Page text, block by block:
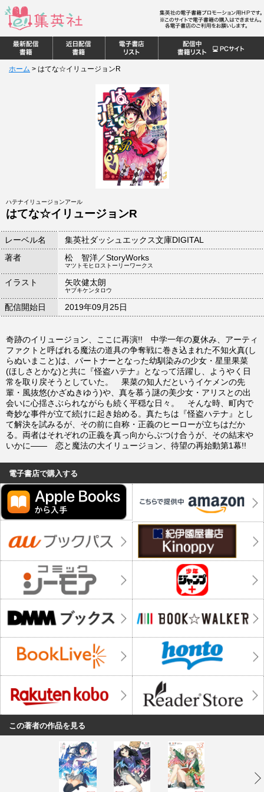
ホーム > はてな☆イリュージョンR
ハテナイリュージョンアール
はてな☆イリュージョンR
レーベル名
集英社ダッシュエックス文庫DIGITAL
著者
松 智洋／StoryWorks
マツトモヒロストーリーワークス
イラスト 矢吹健太朗
ヤブキケンタロウ
配信開始日 2019年09月25日
奇跡のイリュージョン、ここに再演!! 中学一年の夏休み、アーティ
ファクトと呼ばれる魔法の道具の争奪戦に巻き込まれた不知火真(し
らぬいまこと)は、パートナーとなった幼馴染みの少女・星里果菜
(ほしさとかな)と共に『怪盗ハテナ』となって活躍し、ようやく日
常を取り戻そうとしていた。 果菜の知人だというイケメンの先
輩・風抜悠(かざぬきゆう)や、真を慕う謎の美少女・アリスとの出
会いに心揺さぶられながらも続く平穏な日々。 そんな時、町内で
奇妙な事件が立て続けに起き始める。真たちは『怪盗ハテナ』とし
て解決を試みるが、その前に自称・正義のヒーローが立ちはだか
る。両者はそれぞれの正義を真っ向からぶつけ合うが、その結末や
いかに―― 恋と魔法の大イリュージョン、待望の再始動第1幕!!
電子書店で購入する
この著者の作品を見る